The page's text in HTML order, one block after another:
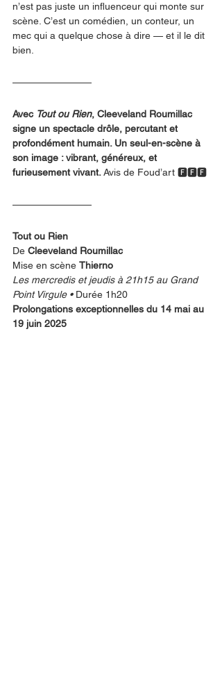
n’est pas juste un influenceur qui monte sur
scène. C’est un comédien, un conteur, un
mec qui a quelque chose à dire — et il le dit
bien.
Avec Tout ou Rien, Cleeveland Roumillac
signe un spectacle drôle, percutant et
profondément humain. Un seul-en-scène à
son image : vibrant, généreux, et
furieusement vivant. Avis de Foud’art 🅵🅵🅵
Tout ou Rien
De Cleeveland Roumillac
Mise en scène Thierno
Les mercredis et jeudis à 21h15 au Grand
Point Virgule • Durée 1h20
Prolongations exceptionnelles du 14 mai au
19 juin 2025